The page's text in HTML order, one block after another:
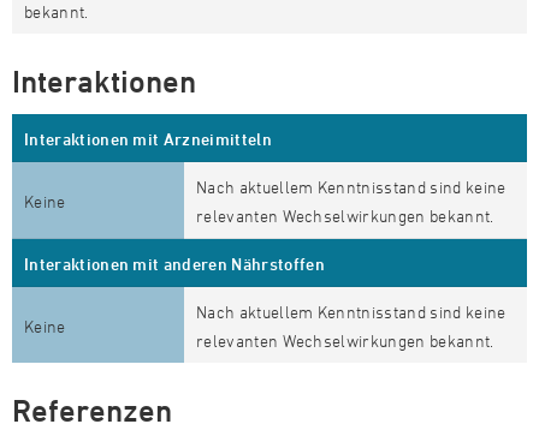
bekannt.
Interaktionen
Interaktionen mit Arzneimitteln
Keine
Nach aktuellem Kenntnisstand sind keine
relevanten Wechselwirkungen bekannt.
Interaktionen mit anderen Nährstoffen
Keine
Nach aktuellem Kenntnisstand sind keine
relevanten Wechselwirkungen bekannt.
Referenzen